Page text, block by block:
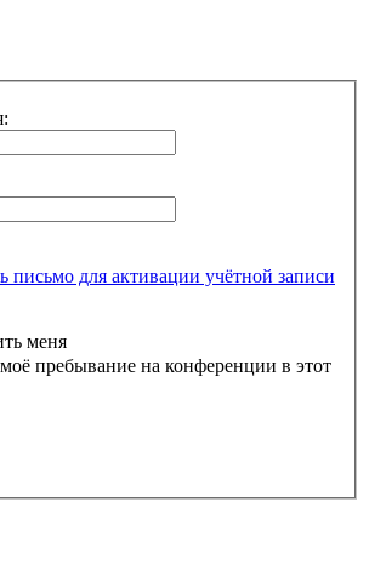
письмо для активации учётной записи
меня
пребывание на конференции в этот